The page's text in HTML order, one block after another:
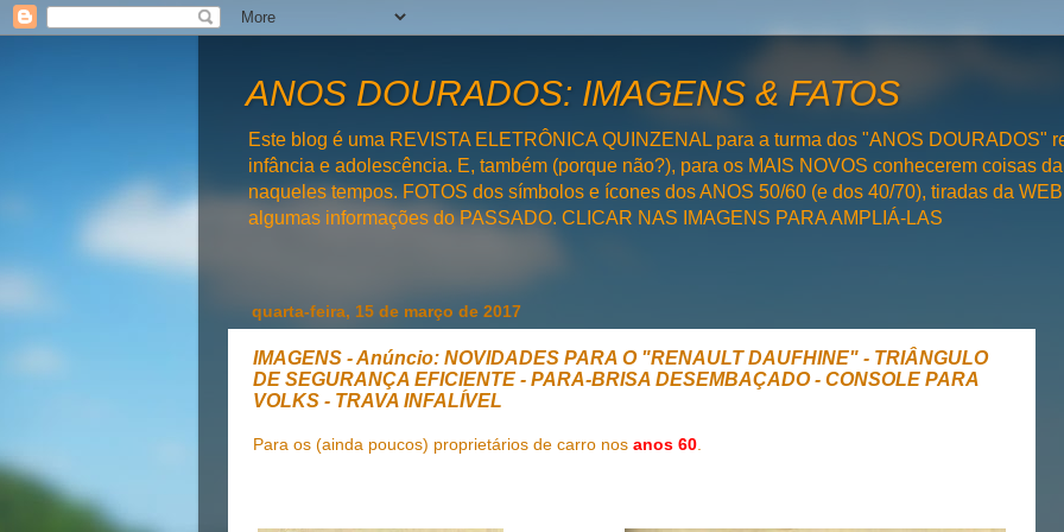
ANOS DOURADOS: IMAGENS & FATOS
Este blog é uma REVISTA ELETRÔNICA QUINZENAL para a turma dos "ANOS DOURADOS"
infância e adolescência. E, também (porque não?), para os MAIS NOVOS conhecerem coisas
naqueles tempos. FOTOS dos símbolos e ícones dos ANOS 50/60 (e dos 40/70), tiradas da
algumas informações do PASSADO. CLICAR NAS IMAGENS PARA AMPLIÁ-LAS
quarta-feira, 15 de março de 2017
IMAGENS - Anúncio: NOVIDADES PARA O "RENAULT DAUFHINE" - TRIÂNGULO
DE SEGURANÇA EFICIENTE - PARA-BRISA DESEMBAÇADO - CONSOLE PARA
VOLKS - TRAVA INFALÍVEL
Para os (ainda poucos) proprietários de carro nos anos 60.